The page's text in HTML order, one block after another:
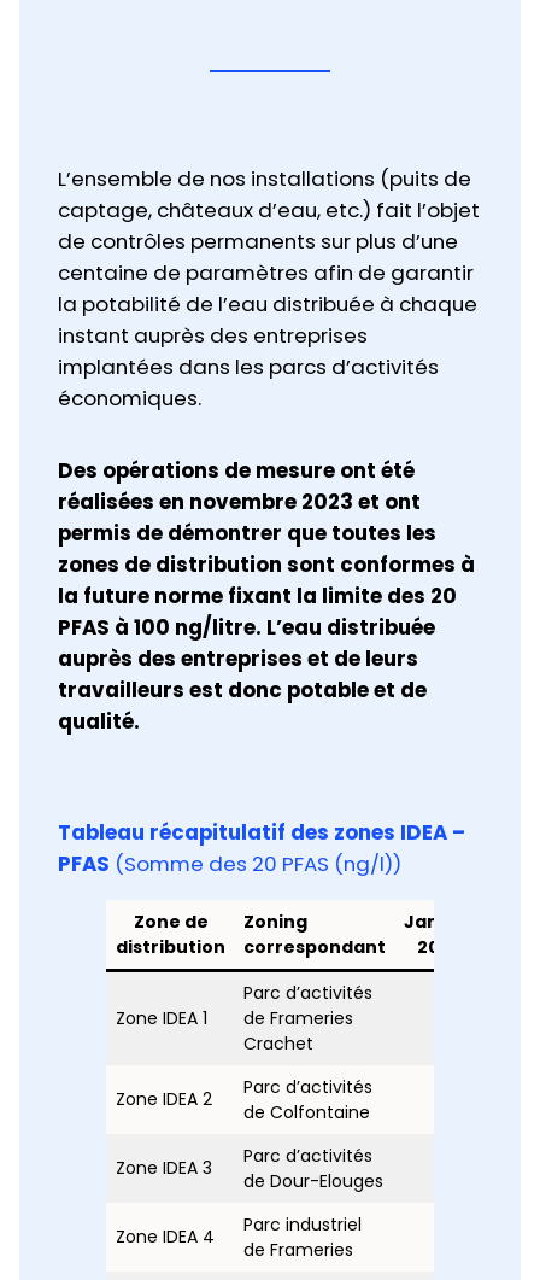
L’ensemble de nos installations (puits de
captage, châteaux d’eau, etc.) fait l’objet
de contrôles permanents sur plus d’une
centaine de paramètres afin de garantir
la potabilité de l’eau distribuée à chaque
instant auprès des entreprises
implantées dans les parcs d’activités
économiques.
Des opérations de mesure ont été
réalisées en novembre 2023 et ont
permis de démontrer que toutes les
zones de distribution sont conformes à
la future norme fixant la limite des 20
PFAS à 100 ng/litre. L’eau distribuée
auprès des entreprises et de leurs
travailleurs est donc potable et de
qualité.
Tableau récapitulatif des zones IDEA –
PFAS (Somme des 20 PFAS (ng/l))
Zone de
distribution
Zoning
correspondant
Janvier
2024
Zone IDEA 1
Parc d’activités
de Frameries
Crachet
Zone IDEA 2
Parc d’activités
de Colfontaine
Zone IDEA 3
Parc d’activités
de Dour-Elouges
Zone IDEA 4
Parc industriel
de Frameries